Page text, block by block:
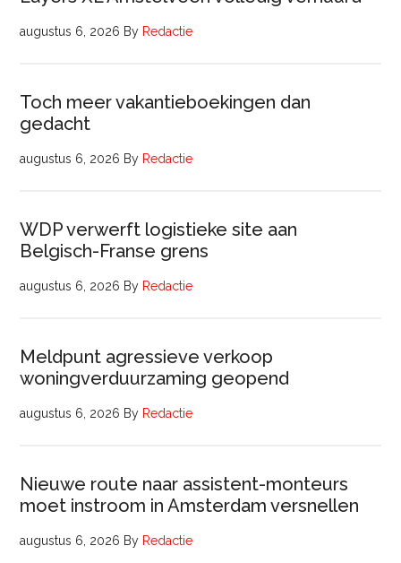
augustus 6, 2026 By Redactie
Toch meer vakantieboekingen dan
gedacht
augustus 6, 2026 By Redactie
WDP verwerft logistieke site aan
Belgisch-Franse grens
augustus 6, 2026 By Redactie
Meldpunt agressieve verkoop
woningverduurzaming geopend
augustus 6, 2026 By Redactie
Nieuwe route naar assistent-monteurs
moet instroom in Amsterdam versnellen
augustus 6, 2026 By Redactie